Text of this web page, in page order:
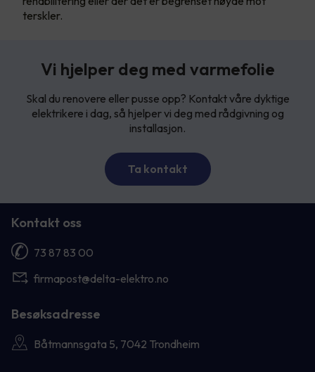
terskler.
Vi hjelper deg med varmefolie
Skal du renovere eller pusse opp? Kontakt våre dyktige
elektrikere i dag, så hjelper vi deg med rådgivning og
installasjon.
Ta kontakt
Kontakt oss
73 87 83 00
firmapost@delta-elektro.no
Besøksadresse
Båtmannsgata 5, 7042 Trondheim